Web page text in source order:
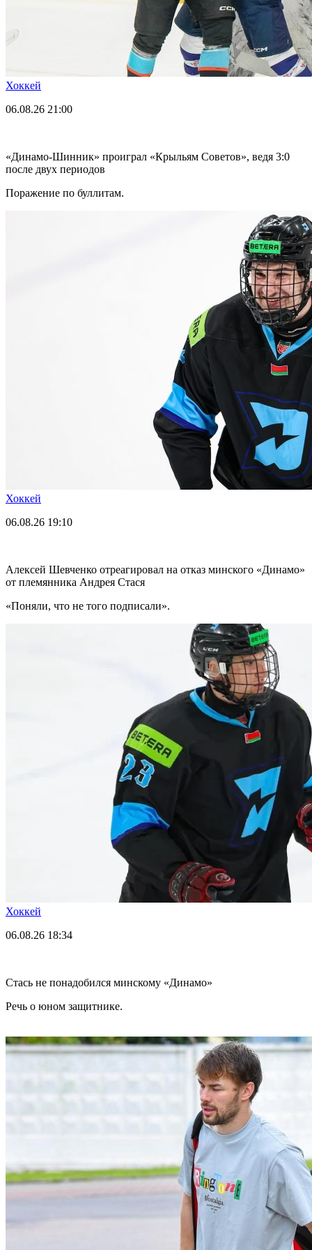
Хоккей
06.08.26 21:00
«Динамо-Шинник» проиграл «Крыльям Советов», ведя 3:0
после двух периодов
Поражение по буллитам.
Хоккей
06.08.26 19:10
Алексей Шевченко отреагировал на отказ минского «Динамо»
от племянника Андрея Стася
«Поняли, что не того подписали».
Хоккей
06.08.26 18:34
Стась не понадобился минскому «Динамо»
Речь о юном защитнике.